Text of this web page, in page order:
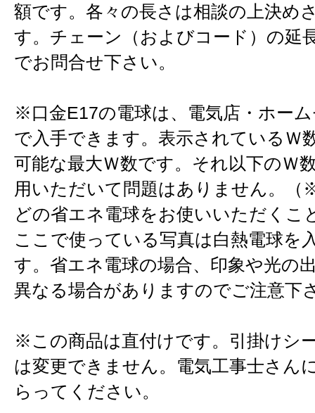
額です。各々の長さは相談の上決め
す。チェーン（およびコード）の延
でお問合せ下さい。
※口金E17の電球は、電気店・ホー
で入手できます。表示されているＷ
可能な最大Ｗ数です。それ以下のＷ
用いただいて問題はありません。（
どの省エネ電球をお使いいただくこ
ここで使っている写真は白熱電球を
す。省エネ電球の場合、印象や光の
異なる場合がありますのでご注意下
※この商品は直付けです。引掛けシ
は変更できません。電気工事士さん
らってください。